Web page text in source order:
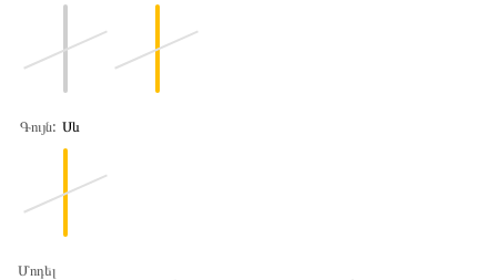
Գույն: Սև
Մոդել